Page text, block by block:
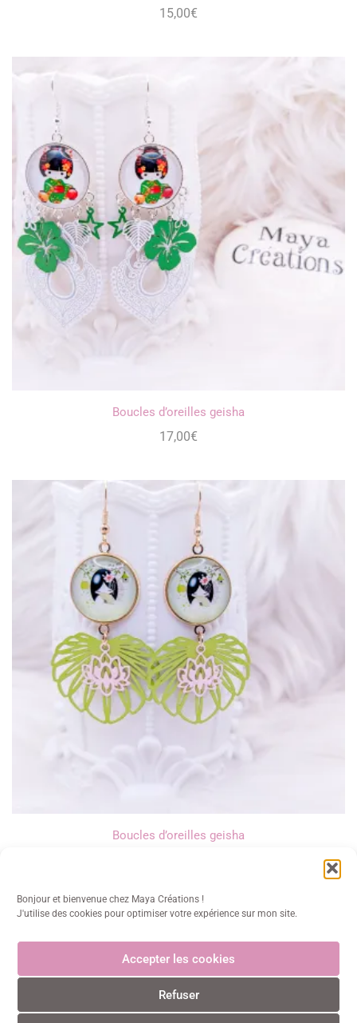
Bonjour et bienvenue chez Maya Créations !
J'utilise des cookies pour optimiser votre expérience sur mon site.
Accepter les cookies
Refuser
15,00€
Boucles d’oreilles geisha
17,00€
Boucles d’oreilles geisha
Maya Créations
info@mayacreations.fr CGU•CGV•Politique de confidentialité•Politique des